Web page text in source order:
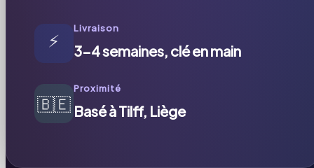
⚡
Livraison
3-4 semaines, clé en main
🇧🇪
Proximité
Basé à Tilff, Liège